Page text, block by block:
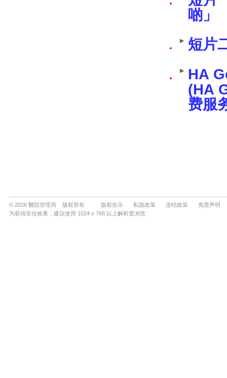
© 2026 醫院管理局 版权所有 版权告示 私隐政策 连结政策
免责声明
为获得至佳效果，建议使用 1024 x 768 以上解析度浏览